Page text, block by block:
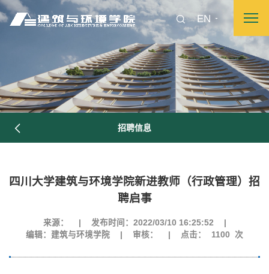
EN
招聘信息
四川大学建筑与环境学院新进教师（行政管理）招
聘启事
来源： 发布时间：2022/03/10 16:25:52
编辑：建筑与环境学院
审核： 点击： 1100 次